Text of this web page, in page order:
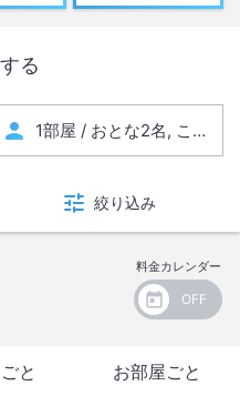
る
絞り込み
料金カレンダー
と お部屋ごと